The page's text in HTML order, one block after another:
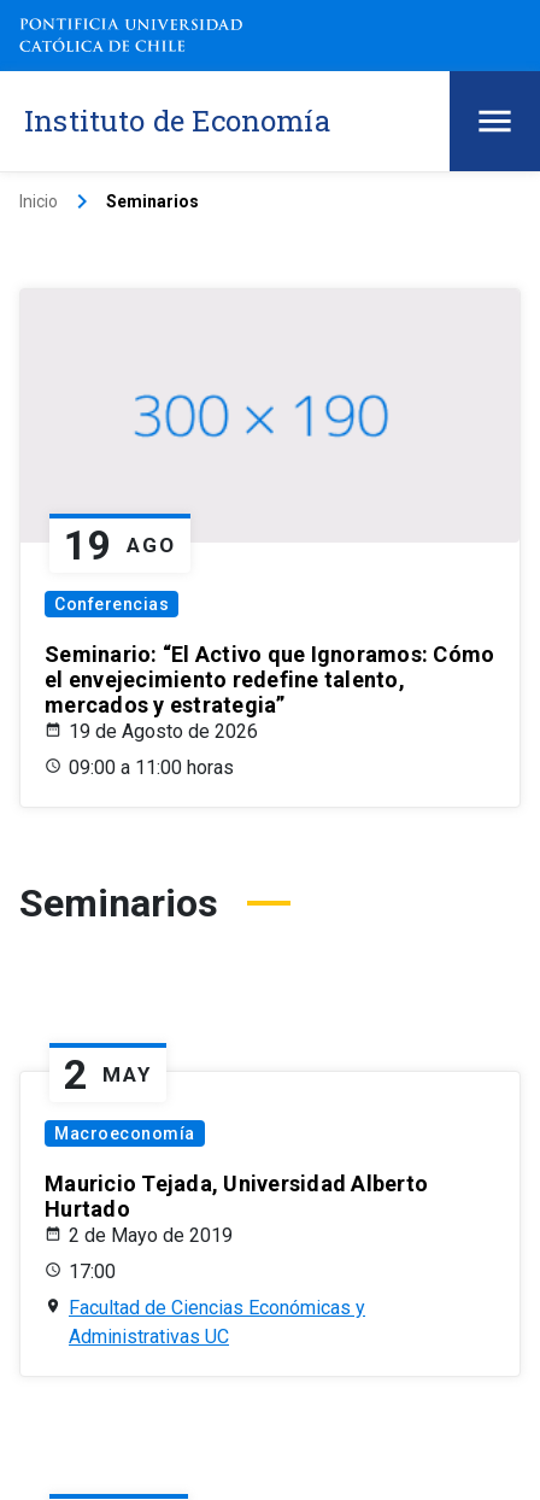
Instituto de Economía
Inicio keyboard_arrow_right Seminarios
19 AGO
Conferencias
Seminario: “El Activo que Ignoramos: Cómo
el envejecimiento redefine talento,
mercados y estrategia”
19 de Agosto de 2026
09:00 a 11:00 horas
Seminarios
2 MAY
Macroeconomía
Mauricio Tejada, Universidad Alberto
Hurtado
2 de Mayo de 2019
17:00
Facultad de Ciencias Económicas y
Administrativas UC